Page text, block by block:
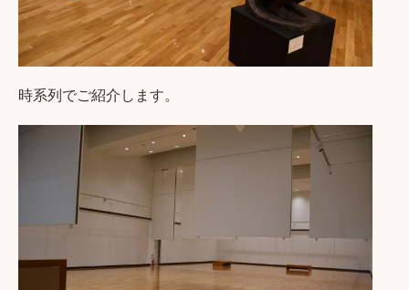
時系列でご紹介します。